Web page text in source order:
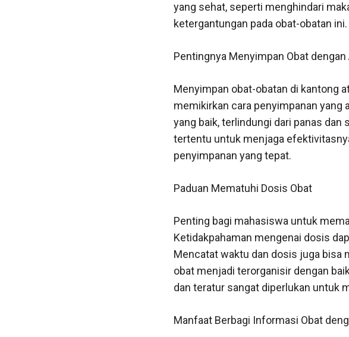
yang sehat, seperti menghindari
ketergantungan pada obat-obatan ini.
Pentingnya Menyimpan Obat dengan
Menyimpan obat-obatan di kantong
memikirkan cara penyimpanan yang
yang baik, terlindungi dari panas
tertentu untuk menjaga
penyimpanan yang tepat.
Paduan Mematuhi Dosis Obat
Penting bagi mahasiswa untuk
Ketidakpahaman mengenai dosis
Mencatat waktu dan dosis juga bisa
obat menjadi terorganisir dengan
dan teratur sangat diperlukan untuk
Manfaat Berbagi Informasi Obat